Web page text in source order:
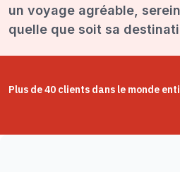
un voyage agréable,
quelle que soit sa
Plus de 40 clients dans le monde